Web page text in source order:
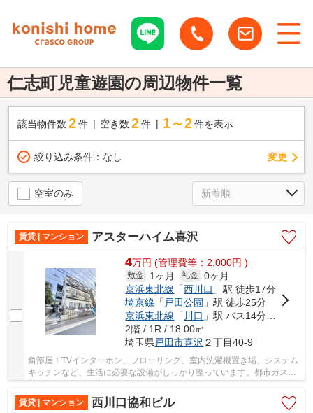
仁志町児童遊園の周辺物件一覧
該当物件数 2件 空き数 2 件 1～2 件を表示
絞り込み条件： なし 変更
空室のみ
賃貸 | マンション アスターハイム喜沢
4万円 (管理費等：2,000円 )
敷金 1ヶ月 礼金 0ヶ月
京浜東北線 「西川口 」駅 徒歩17分
埼京線 「 戸田公園 」駅 徒歩25分
京浜東北線 「 川口 」駅 バス14分 「喜沢橋」 停歩2分
2階 / 1R / 18.00㎡
埼玉県 戸田市喜沢 ２丁目40-9
角部屋！TVインターホン、フローリング、室内洗濯機置き場、システム
キッチンなど、生活に必要な設備がしっかり整っています。都市ガス対
応でランニングコストを抑えられ、快適な毎日...
賃貸 | マンション
西川口協和ビル